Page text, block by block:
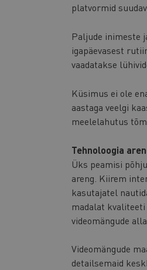
platvormid
Paljude inimeste
igapäevasest
vaadatakse
Küsimus ei ole
aastaga veelgi
meelelahutus
Tehnoloogia
Üks peamisi
areng. Kiirem
kasutajatel
madalat
videomängude
Videomängude
detailsemaid